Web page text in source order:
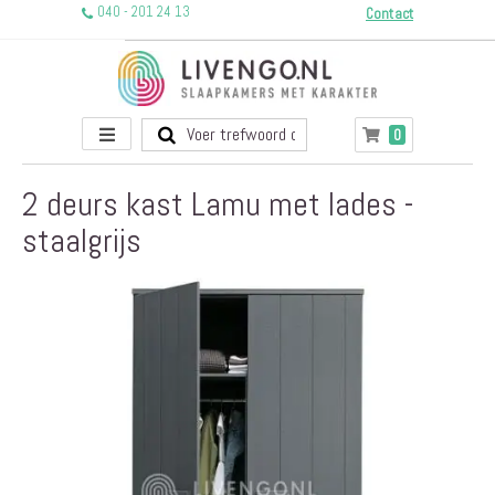
040 - 201 24 13 Contact
Toggle
Nav
Winkelwagen
0producten
2 deurs kast Lamu met lades -
staalgrijs